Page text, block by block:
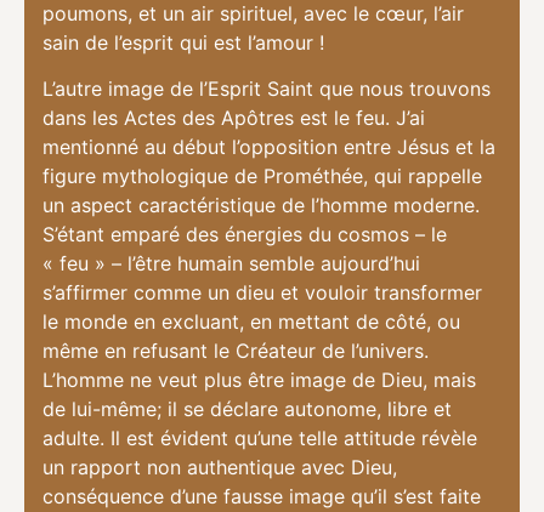
poumons, et un air spirituel, avec le cœur, l’air
sain de l’esprit qui est l’amour !
L’autre image de l’Esprit Saint que nous trouvons
dans les Actes des Apôtres est le feu. J’ai
mentionné au début l’opposition entre Jésus et la
figure mythologique de Prométhée, qui rappelle
un aspect caractéristique de l’homme moderne.
S’étant emparé des énergies du cosmos – le
« feu » – l’être humain semble aujourd’hui
s’affirmer comme un dieu et vouloir transformer
le monde en excluant, en mettant de côté, ou
même en refusant le Créateur de l’univers.
L’homme ne veut plus être image de Dieu, mais
de lui-même; il se déclare autonome, libre et
adulte. Il est évident qu’une telle attitude révèle
un rapport non authentique avec Dieu,
conséquence d’une fausse image qu’il s’est faite